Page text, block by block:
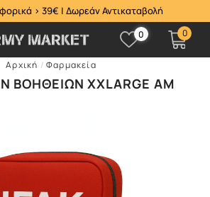
> 39€ | Δωρεάν Αντικαταβολή
0 0
Αρχική / Φαρμακεία
ΒΟΗΘΕΙΏΝ ΧXLARGE AM